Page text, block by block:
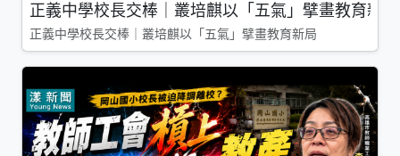
正義中學校長交棒｜叢培麒以「五氣」擘畫教育新局
正義中學校長交棒｜叢培麒以「五氣」擘畫教育新局